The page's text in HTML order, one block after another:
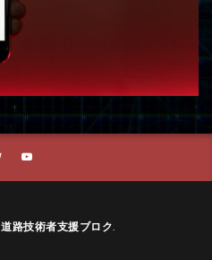
道路技術者支援ブロク.